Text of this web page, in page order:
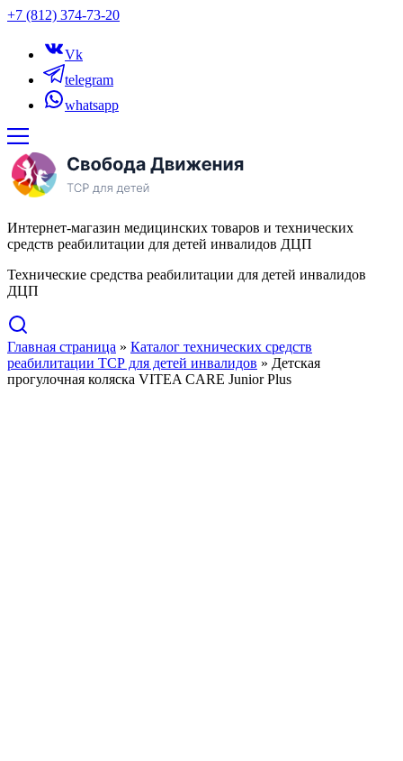
+7 (812) 374-73-20
Vk
telegram
whatsapp
Интернет-магазин медицинских товаров и технических
средств реабилитации для детей инвалидов ДЦП
Технические средства реабилитации для детей инвалидов
ДЦП
Главная страница » Каталог технических средств
реабилитации ТСР для детей инвалидов » Детская
прогулочная коляска VITEA CARE Junior Plus